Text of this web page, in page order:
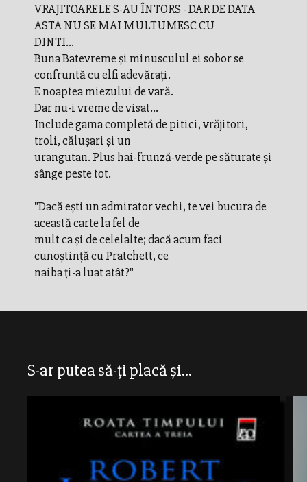
VRAJITOARELE S-AU ÎNTORS - DAR DE DATA
ASTA NU SE MAI MULTUMESC CU
DINTI...
Buna Batevreme şi minusculul ei sobor se
confruntă cu elfi adevăraţi.
E noaptea miezului de vară.
Dar nu-i vreme de visat...
Include gama completă de pitici, vrăjitori,
troli, căluşari şi un
urangutan. Plus hai-frunză-verde pe săturate şi
sânge peste tot.
"Dacă eşti un admirator vechi, te vei bucura de
această carte la fel de
mult ca şi de celelalte; dacă acum faci
cunoştinţă cu Pratchett, ce
naiba ţi-a luat atât?"
S-ar putea să-ți placă și...